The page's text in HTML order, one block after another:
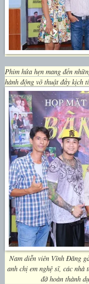
Phim hứa hẹn mang đến
hành động võ thuật đầy kịch
Nam diễn viên Vĩnh Đăng
anh chị em nghệ sĩ, các
đỡ hoàn thành